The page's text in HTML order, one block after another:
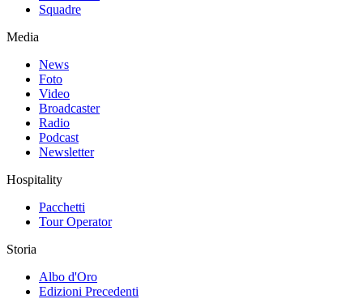
Squadre
Media
News
Foto
Video
Broadcaster
Radio
Podcast
Newsletter
Hospitality
Pacchetti
Tour Operator
Storia
Albo d'Oro
Edizioni Precedenti